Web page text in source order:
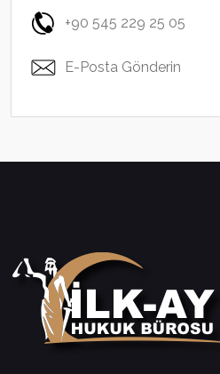
+90 545 229 25 05
E-Posta Gönderin